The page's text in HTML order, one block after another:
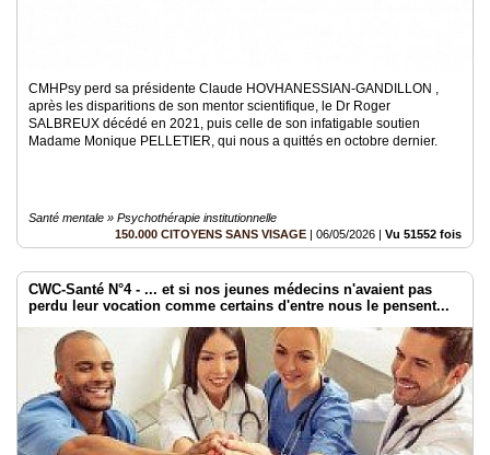
CMHPsy perd sa présidente Claude HOVHANESSIAN-GANDILLON ,
après les disparitions de son mentor scientifique, le Dr Roger
SALBREUX décédé en 2021, puis celle de son infatigable soutien
Madame Monique PELLETIER, qui nous a quittés en octobre dernier.
Santé mentale » Psychothérapie institutionnelle
150.000 CITOYENS SANS VISAGE | 06/05/2026 | Vu 51552 fois
CWC-Santé N°4 - ... et si nos jeunes médecins n'avaient pas
perdu leur vocation comme certains d'entre nous le pensent...